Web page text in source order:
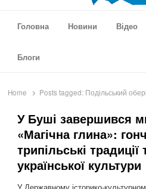
Головна
Новини Відео
Блоги
Home Posts tagged: Подільський
У Буші завершився
«Магічна глина»:
трипільські
української культури